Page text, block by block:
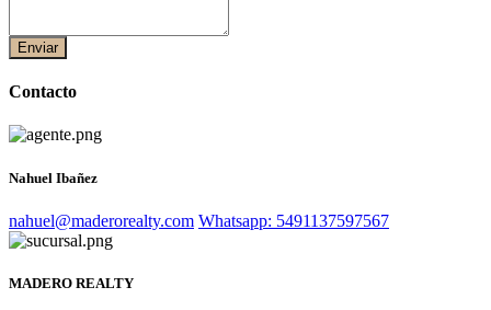
Enviar
Contacto
Nahuel Ibañez
nahuel@maderorealty.com Whatsapp: 5491137597567
MADERO REALTY